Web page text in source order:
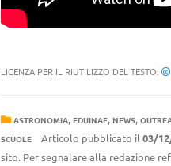
LICENZA PER IL RIUTILIZZO DEL TESTO:
ASTRONOMIA, EDUINAF, NEWS,
SCUOLE
Articolo pubblicato il 03/
sito. Per segnalare alla redazione